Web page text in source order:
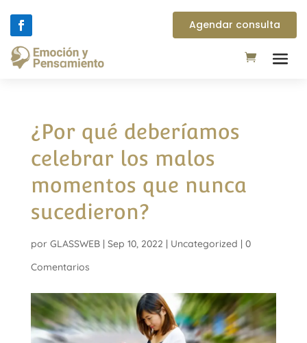
Agendar consulta
¿Por qué deberíamos
celebrar los malos
momentos que nunca
sucedieron?
por GLASSWEB| Sep 10, 2022 | Uncategorized | 0
Comentarios